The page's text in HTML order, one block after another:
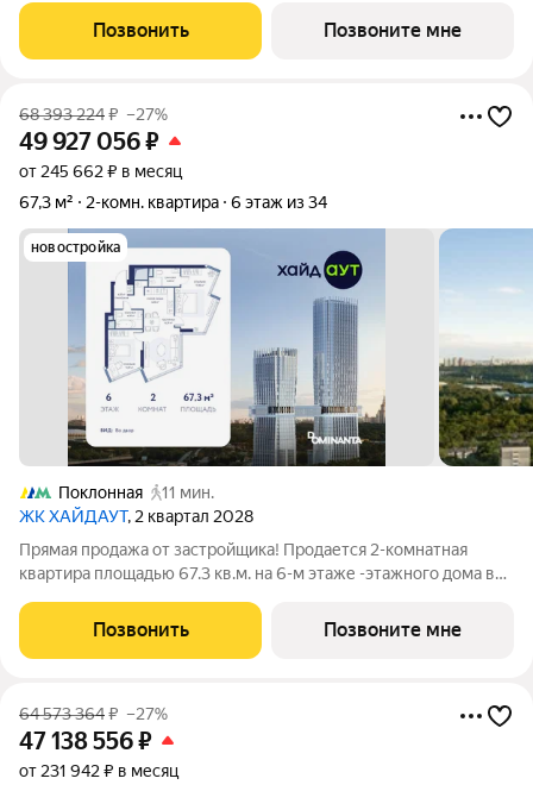
Победы, Долина реки Сетунь, МГУ, Москва-Сити, Воробьевы
горы. Высота потолков 3,25 м.
Позвонить Позвоните мне
68 393 224₽ –27%
49 927 056₽
от 245 662 ₽ в месяц
67,3 м²
2-комн. квартира 6 этаж из 34
новостройка
Поклонная
11 мин.
ЖК ХАЙДАУТ, 2 квартал 2028
Прямая продажа от застройщика! Продается 2-комнатная
квартира площадью 67.3 кв.м. на 6-м этаже -этажного дома в
Победы, Долина реки Сетунь, МГУ, Москва-Сити, Воробьевы
горы. Высота потолков 3,25 м.
Позвонить Позвоните мне
64 573 364₽ –27%
47 138 556₽
от 231 942 ₽ в месяц